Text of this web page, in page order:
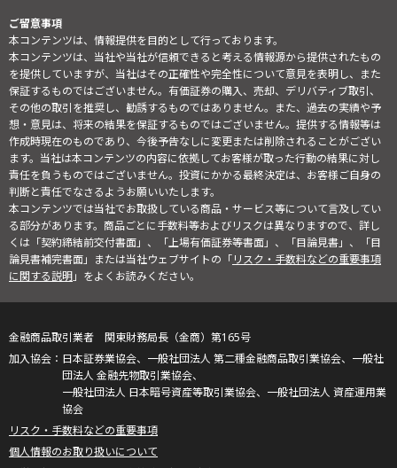
ご留意事項
本コンテンツは、情報提供を目的として行っております。
本コンテンツは、当社や当社が信頼できると考える情報源から提供されたもの
を提供していますが、当社はその正確性や完全性について意見を表明し、また
保証するものではございません。有価証券の購入、売却、デリバティブ取引、
その他の取引を推奨し、勧誘するものではありません。また、過去の実績や予
想・意見は、将来の結果を保証するものではございません。提供する情報等は
作成時現在のものであり、今後予告なしに変更または削除されることがござい
ます。当社は本コンテンツの内容に依拠してお客様が取った行動の結果に対し
責任を負うものではございません。投資にかかる最終決定は、お客様ご自身の
判断と責任でなさるようお願いいたします。
本コンテンツでは当社でお取扱している商品・サービス等について言及してい
る部分があります。商品ごとに手数料等およびリスクは異なりますので、詳し
くは「契約締結前交付書面」、「上場有価証券等書面」、「目論見書」、「目
論見書補完書面」または当社ウェブサイトの「リスク・手数料などの重要事項
に関する説明」をよくお読みください。
金融商品取引業者 関東財務局長（金商）第165号
日本証券業協会、一般社団法人 第二種金融商品取引業協会、一般社
団法人 金融先物取引業協会、
一般社団法人 日本暗号資産等取引業協会、一般社団法人 資産運用業
協会
リスク・手数料などの重要事項
個人情報のお取り扱いについて